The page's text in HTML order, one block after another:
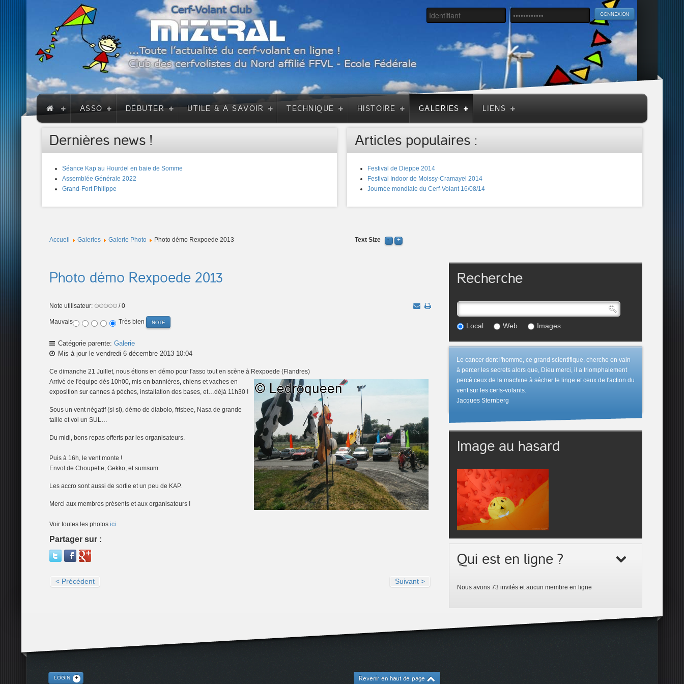
ASSO DÉBUTER UTILE & A SAVOIR TECHNIQUE HISTOIRE GALERIES LIENS
Dernières news !
Séance Kap au Hourdel en baie de Somme
Assemblée Générale 2022
Grand-Fort Philippe
Articles populaires :
Festival de Dieppe 2014
Festival Indoor de Moissy-Cramayel 2014
Journée mondiale du Cerf-Volant 16/08/14
Accueil Galeries Galerie Photo Photo démo Rexpoede 2013 Text Size
Photo démo Rexpoede 2013
Note utilisateur: / 0
Mauvais Très bien
Catégorie parente: Galerie
Mis à jour le vendredi 6 décembre 2013 10:04
Ce dimanche 21 Juillet, nous étions en démo pour l'asso tout en scène à Rexpoede (Flandres)
Arrivé de l'équipe dès 10h00, mis en bannières, chiens et vaches en
exposition sur cannes à pèches, installation des bases, et…déjà 11h30 !
Sous un vent négatif (si si), démo de diabolo, frisbee, Nasa de grande
taille et vol un SUL…
Du midi, bons repas offerts par les organisateurs.
Puis à 16h, le vent monte !
Envol de Choupette, Gekko, et sumsum.
Les accro sont aussi de sortie et un peu de KAP.
Merci aux membres présents et aux organisateurs !
Voir toutes les photos ici
Partager sur :
< Précédent Suivant >
Recherche
Local Web Images
Le cancer dont l'homme, ce grand scientifique, cherche en vain
à percer les secrets alors que, Dieu merci, il a triomphalement
percé ceux de la machine à sécher le linge et ceux de l'action du
vent sur les cerfs-volants.
Jacques Sternberg
Image au hasard
Qui est en ligne ?
Nous avons 73 invités et aucun membre en ligne
LOGIN Revenir en haut de page